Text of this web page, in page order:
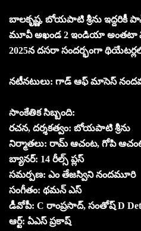
బాలకృష్ణ, బోయపాటి శ్రీను
మూవీ అఖండ 2 ఇండియా అంతటా
2025న దసరా సందర్భంగా
నటీనటులు: గాడ్ ఆఫ్ మాసెస్
సాంకేతిక సిబ్బంది:
రచన, దర్శకత్వం: బోయపాటి శ్రీను
నిర్మాతలు: రామ్ ఆచంట, గోపి
బ్యానర్: 14 రీల్స్ ప్లస్
సమర్పణ: ఎం తేజస్విని నందమూరి
సంగీతం: థమన్ ఎస్
డీవోపీ: C రాంప్రసాద్, సంతోష్ D
ఆర్ట్: ఏఎస్ ప్రకాష్